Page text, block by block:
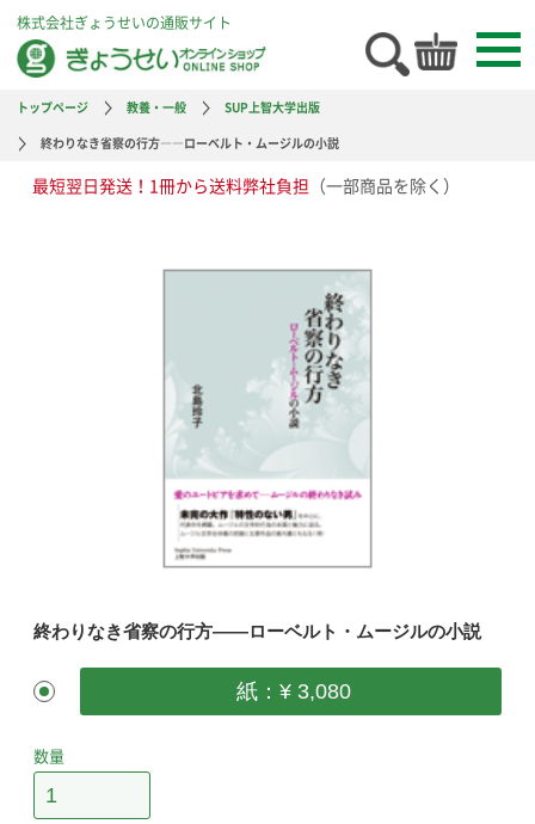
株式会社ぎょうせいの通販サイト
トップページ 教養・一般
SUP上智大学出版
終わりなき省察の行方――ローベルト・ムージルの小説
最短翌日発送！1冊から送料弊社負担 （一部商品を除く）
終わりなき省察の行方――ローベルト・ムージルの小説
紙：¥ 3,080
数量